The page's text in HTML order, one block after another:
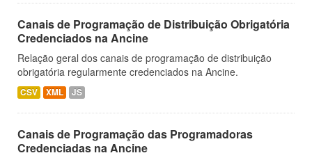
Canais de Programação de Distribuição Obrigatória
Credenciados na Ancine
Relação geral dos canais de programação de distribuição
obrigatória regularmente credenciados na Ancine.
CSV XML JS
Canais de Programação das Programadoras
Credenciadas na Ancine